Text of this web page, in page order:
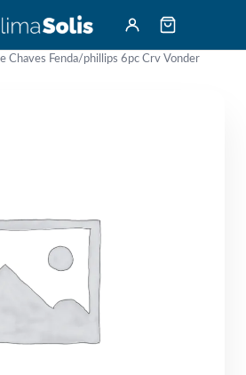
Chaves Fenda/phillips 6pc Crv Vonder